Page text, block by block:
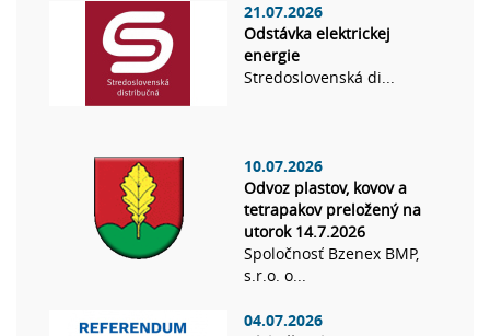
21.07.2026
Odstávka elektrickej
energie
Stredoslovenská di...
10.07.2026
Odvoz plastov, kovov a
tetrapakov preložený na
utorok 14.7.2026
Spoločnosť Bzenex BMP,
s.r.o. o...
04.07.2026